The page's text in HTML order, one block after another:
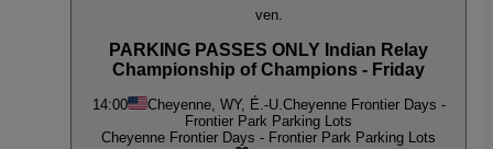
ven.
PARKING PASSES ONLY Indian Relay
Championship of Champions - Friday
14:00 Cheyenne, WY, É.-U.Cheyenne Frontier Days -
Frontier Park Parking Lots
Cheyenne Frontier Days - Frontier Park Parking Lots